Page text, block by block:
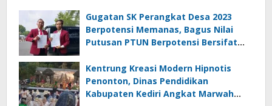
Gugatan SK Perangkat Desa 2023
Berpotensi Memanas, Bagus Nilai
Putusan PTUN Berpotensi Bersifat
Kentrung Kreasi Modern Hipnotis
Penonton, Dinas Pendidikan
Kabupaten Kediri Angkat Marwah